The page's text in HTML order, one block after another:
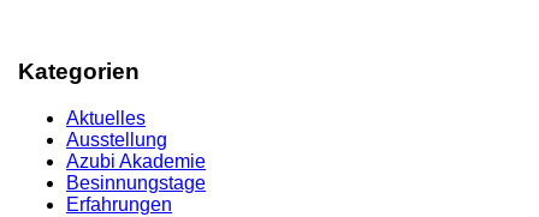
Kategorien
Aktuelles
Ausstellung
Azubi Akademie
Besinnungstage
Erfahrungen